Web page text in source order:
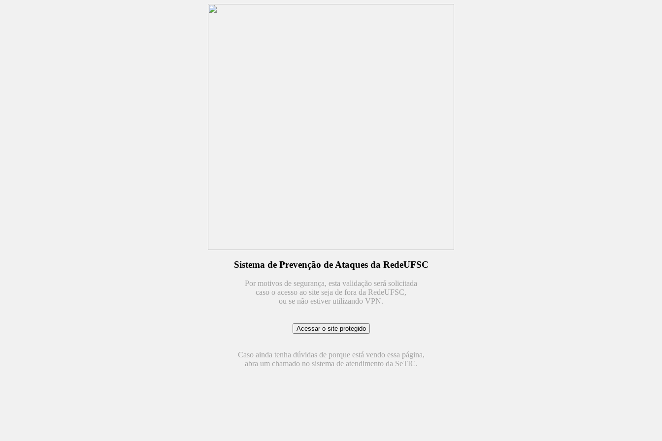
Sistema de Prevenção de Ataques da RedeUFSC
Por motivos de segurança, esta validação será solicitada
caso o acesso ao site seja de fora da RedeUFSC,
ou se não estiver utilizando VPN.
Caso ainda tenha dúvidas de porque está vendo essa página,
abra um chamado no sistema de atendimento da SeTIC.